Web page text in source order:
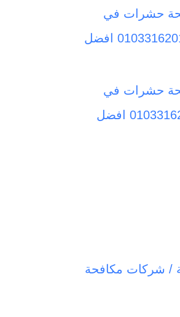
حشرات في
القطامية 01033162010 افضل
حشرات في
الجيزة 01033162010 افضل
/ شركات مكافحة